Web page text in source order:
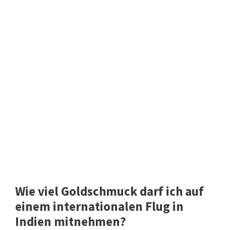
Wie viel Goldschmuck darf ich auf
einem internationalen Flug in
Indien mitnehmen?